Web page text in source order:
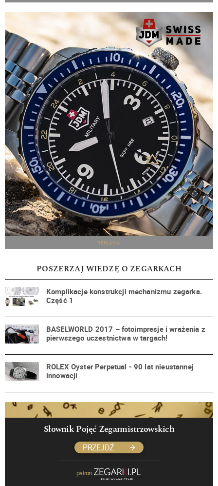
REKLAMA
POSZERZAJ WIEDZĘ O ZEGARKACH
Komplikacje konstrukcji mechanizmu zegarka.
Część 1
BASELWORLD 2017 – fotoimpresje i wrażenia z
pierwszego uczestnictwa w targach!
ROLEX Oyster Perpetual - 90 lat nieustannej
innowacji
Słownik Pojęć Zegarmistrzowskich
PRZEJDŹ
patron